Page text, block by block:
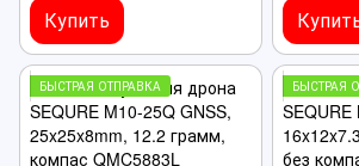
Купить
БЫСТРАЯ ОТПРАВКА БЫСТРАЯ